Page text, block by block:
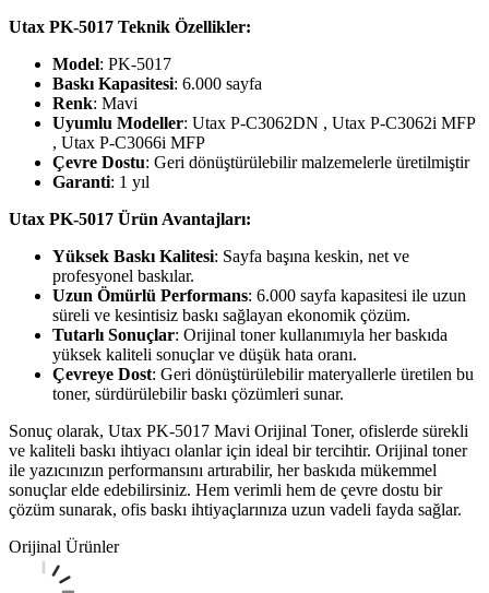
Utax PK-5017 Teknik Özellikler:
Model: PK-5017
Baskı Kapasitesi: 6.000 sayfa
Renk: Mavi
Uyumlu Modeller: Utax P-C3062DN , Utax P-C3062i MFP
, Utax P-C3066i MFP
Çevre Dostu: Geri dönüştürülebilir malzemelerle üretilmiştir
Garanti: 1 yıl
Utax PK-5017 Ürün Avantajları:
Yüksek Baskı Kalitesi: Sayfa başına keskin, net ve
profesyonel baskılar.
Uzun Ömürlü Performans: 6.000 sayfa kapasitesi ile uzun
süreli ve kesintisiz baskı sağlayan ekonomik çözüm.
Tutarlı Sonuçlar: Orijinal toner kullanımıyla her baskıda
yüksek kaliteli sonuçlar ve düşük hata oranı.
Çevreye Dost: Geri dönüştürülebilir materyallerle üretilen bu
toner, sürdürülebilir baskı çözümleri sunar.
Sonuç olarak, Utax PK-5017 Mavi Orijinal Toner, ofislerde sürekli
ve kaliteli baskı ihtiyacı olanlar için ideal bir tercihtir. Orijinal toner
ile yazıcınızın performansını artırabilir, her baskıda mükemmel
sonuçlar elde edebilirsiniz. Hem verimli hem de çevre dostu bir
çözüm sunarak, ofis baskı ihtiyaçlarınıza uzun vadeli fayda sağlar.
Orijinal Ürünler